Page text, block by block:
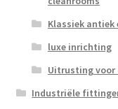
Klassiek
luxe inrichting
Uitrusting voor
Industriële